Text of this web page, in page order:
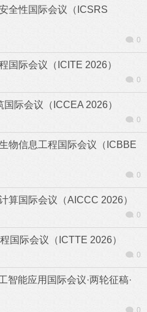
全性国际会议（ICSRS
0
国际会议（ICITE 2026）
0
际会议（ICCEA 2026）
0
物信息工程国际会议（ICBBE
0
算国际会议（AICCC 2026）
0
国际会议（ICTTE 2026）
0
智能应用国际会议·两轮征稿·
0